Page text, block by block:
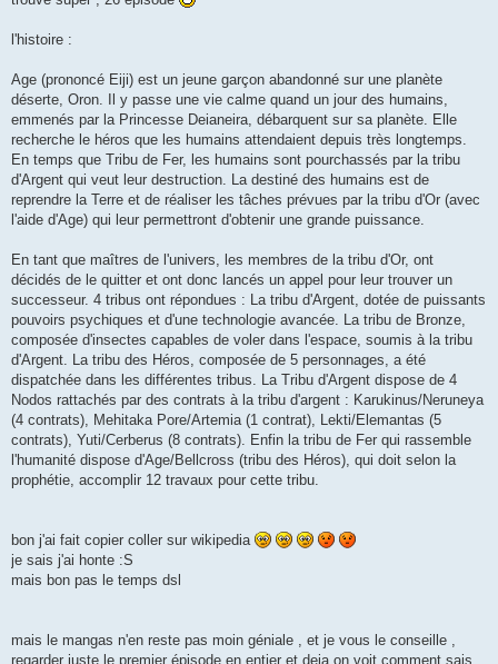
a
l'histoire :
Age (prononcé Eiji) est un jeune garçon abandonné sur une planète
déserte, Oron. Il y passe une vie calme quand un jour des humains,
emmenés par la Princesse Deianeira, débarquent sur sa planète. Elle
recherche le héros que les humains attendaient depuis très longtemps.
En temps que Tribu de Fer, les humains sont pourchassés par la tribu
d'Argent qui veut leur destruction. La destiné des humains est de
reprendre la Terre et de réaliser les tâches prévues par la tribu d'Or (avec
l'aide d'Age) qui leur permettront d'obtenir une grande puissance.
En tant que maîtres de l'univers, les membres de la tribu d'Or, ont
décidés de le quitter et ont donc lancés un appel pour leur trouver un
successeur. 4 tribus ont répondues : La tribu d'Argent, dotée de puissants
pouvoirs psychiques et d'une technologie avancée. La tribu de Bronze,
composée d'insectes capables de voler dans l'espace, soumis à la tribu
d'Argent. La tribu des Héros, composée de 5 personnages, a été
dispatchée dans les différentes tribus. La Tribu d'Argent dispose de 4
Nodos rattachés par des contrats à la tribu d'argent : Karukinus/Neruneya
(4 contrats), Mehitaka Pore/Artemia (1 contrat), Lekti/Elemantas (5
contrats), Yuti/Cerberus (8 contrats). Enfin la tribu de Fer qui rassemble
l'humanité dispose d'Age/Bellcross (tribu des Héros), qui doit selon la
prophétie, accomplir 12 travaux pour cette tribu.
bon j'ai fait copier coller sur wikipedia
je sais j'ai honte :S
mais bon pas le temps dsl
mais le mangas n'en reste pas moin géniale , et je vous le conseille ,
regarder juste le premier épisode en entier et deja on voit comment sais